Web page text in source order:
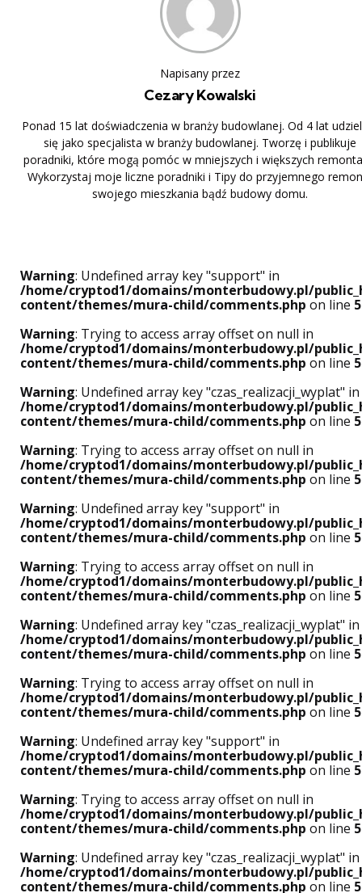
Napisany przez
Cezary Kowalski
Ponad 15 lat doświadczenia w branży budowlanej. Od 4 lat
się jako specjalista w branży budowlanej. Tworzę i publikuje
poradniki, które mogą pomóc w mniejszych i większych
Wykorzystaj moje liczne poradniki i Tipy do przyjemnego
swojego mieszkania bądź budowy domu.
Warning: Undefined array key "support" in
/home/cryptod1/domains/monterbudowy.pl/
content/themes/mura-child/comments.php on line
Warning: Trying to access array offset on null in
/home/cryptod1/domains/monterbudowy.pl/
content/themes/mura-child/comments.php on line
Warning: Undefined array key "czas_realizacji_wyplat" in
/home/cryptod1/domains/monterbudowy.pl/
content/themes/mura-child/comments.php on line
Warning: Trying to access array offset on null in
/home/cryptod1/domains/monterbudowy.pl/
content/themes/mura-child/comments.php on line
Warning: Undefined array key "support" in
/home/cryptod1/domains/monterbudowy.pl/
content/themes/mura-child/comments.php on line
Warning: Trying to access array offset on null in
/home/cryptod1/domains/monterbudowy.pl/
content/themes/mura-child/comments.php on line
Warning: Undefined array key "czas_realizacji_wyplat" in
/home/cryptod1/domains/monterbudowy.pl/
content/themes/mura-child/comments.php on line
Warning: Trying to access array offset on null in
/home/cryptod1/domains/monterbudowy.pl/
content/themes/mura-child/comments.php on line
Warning: Undefined array key "support" in
/home/cryptod1/domains/monterbudowy.pl/
content/themes/mura-child/comments.php on line
Warning: Trying to access array offset on null in
/home/cryptod1/domains/monterbudowy.pl/
content/themes/mura-child/comments.php on line
Warning: Undefined array key "czas_realizacji_wyplat" in
/home/cryptod1/domains/monterbudowy.pl/
content/themes/mura-child/comments.php on line